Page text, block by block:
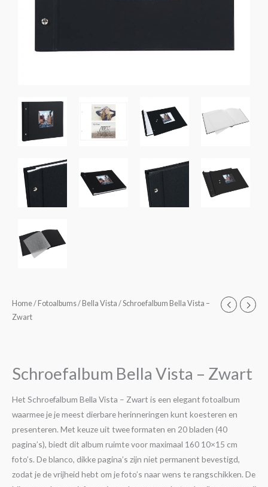
Home/ Fotoalbums/ Bella Vista / Schroefalbum Bella Vista –
Zwart
Schroefalbum Bella Vista – Zwart
Het Schroefalbum Bella Vista – Zwart is een elegant fotoalbum
waarmee je je meest dierbare herinneringen kunt koesteren en
presenteren. Met keuze uit twee formaten en 20 bladen (40
pagina’s), biedt dit album ruimte voor maximaal 160 10×15 cm
foto’s. De blanco, dikke pagina’s zijn niet permanent bevestigd,
zodat je de vrijheid hebt om je foto’s naar wens te rangschikken. De
Prijsklasse:
€29,95
Schroefalbum
Bella
aantal